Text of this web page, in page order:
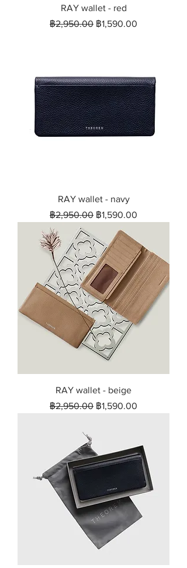
RAY wallet - red
ราคาปกติ
฿2,950.00 ราคาขายลด
฿1,590.00
RAY wallet - navy
ราคาปกติ
฿2,950.00 ราคาขายลด
฿1,590.00
RAY wallet - beige
ราคาปกติ
฿2,950.00 ราคาขายลด
฿1,590.00